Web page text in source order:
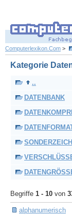
Computerlexikon.Com >
Kategorie
..
DATENBANK
Begriffe 1 - 10 von
alphanumerisch